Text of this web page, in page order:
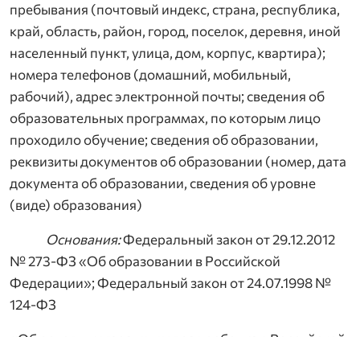
пребывания (почтовый индекс, страна, республика,
край, область, район, город, поселок, деревня, иной
населенный пункт, улица, дом, корпус, квартира);
номера телефонов (домашний, мобильный,
рабочий), адрес электронной почты; сведения об
образовательных программах, по которым лицо
проходило обучение; сведения об образовании,
реквизиты документов об образовании (номер, дата
документа об образовании, сведения об уровне
(виде) образования)
Основания:Федеральный закон от 29.12.2012
№ 273-ФЗ «Об образовании в Российской
Федерации»; Федеральный закон от 24.07.1998 №
124-ФЗ